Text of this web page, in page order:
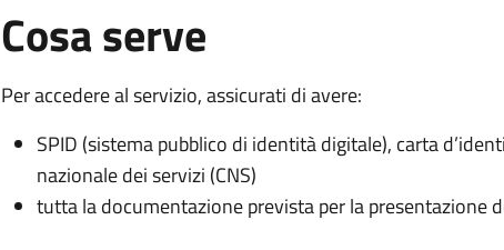
Cosa serve
Per accedere al servizio, assicurati di avere:
SPID (sistema pubblico di identità digitale), carta
nazionale dei servizi (CNS)
tutta la documentazione prevista per la presentazione